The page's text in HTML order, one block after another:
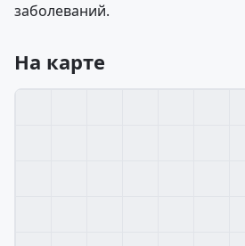
заболеваний.
На карте